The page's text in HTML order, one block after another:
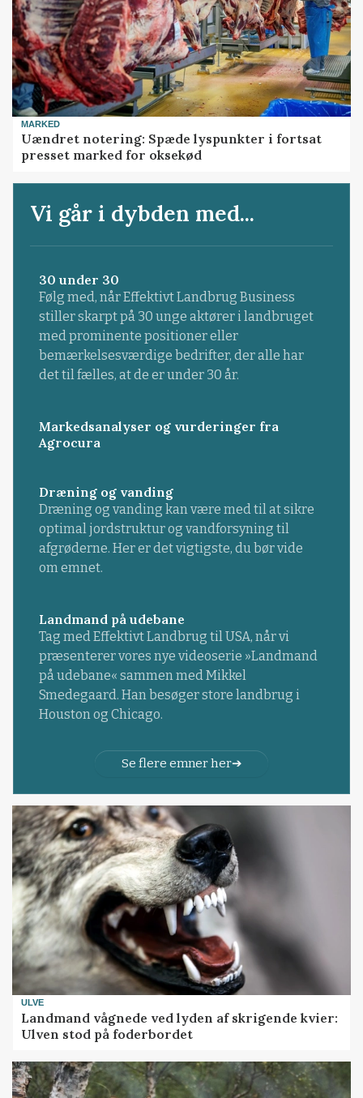
MARKED
Uændret notering: Spæde lyspunkter i fortsat
presset marked for oksekød
Vi går i dybden med...
30 under 30
Følg med, når Effektivt Landbrug Business
stiller skarpt på 30 unge aktører i landbruget
med prominente positioner eller
bemærkelsesværdige bedrifter, der alle har
det til fælles, at de er under 30 år.
Markedsanalyser og vurderinger fra
Agrocura
Dræning og vanding
Dræning og vanding kan være med til at sikre
optimal jordstruktur og vandforsyning til
afgrøderne. Her er det vigtigste, du bør vide
om emnet.
Landmand på udebane
Tag med Effektivt Landbrug til USA, når vi
præsenterer vores nye videoserie »Landmand
på udebane« sammen med Mikkel
Smedegaard. Han besøger store landbrug i
Houston og Chicago.
Se flere emner her
ULVE
Landmand vågnede ved lyden af skrigende kvier:
Ulven stod på foderbordet